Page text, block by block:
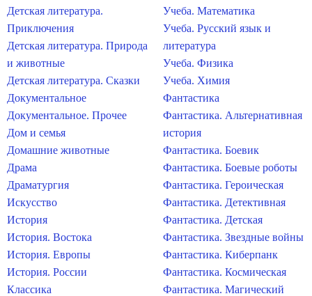
Детская литература.
Приключения
Детская литература. Природа
и животные
Детская литература. Сказки
Документальное
Документальное. Прочее
Дом и семья
Домашние животные
Драма
Драматургия
Искусство
История
История. Востока
История. Европы
История. России
Классика
Учеба. Математика
Учеба. Русский язык и
литература
Учеба. Физика
Учеба. Химия
Фантастика
Фантастика. Альтернативная
история
Фантастика. Боевик
Фантастика. Боевые роботы
Фантастика. Героическая
Фантастика. Детективная
Фантастика. Детская
Фантастика. Звездные войны
Фантастика. Киберпанк
Фантастика. Космическая
Фантастика. Магический